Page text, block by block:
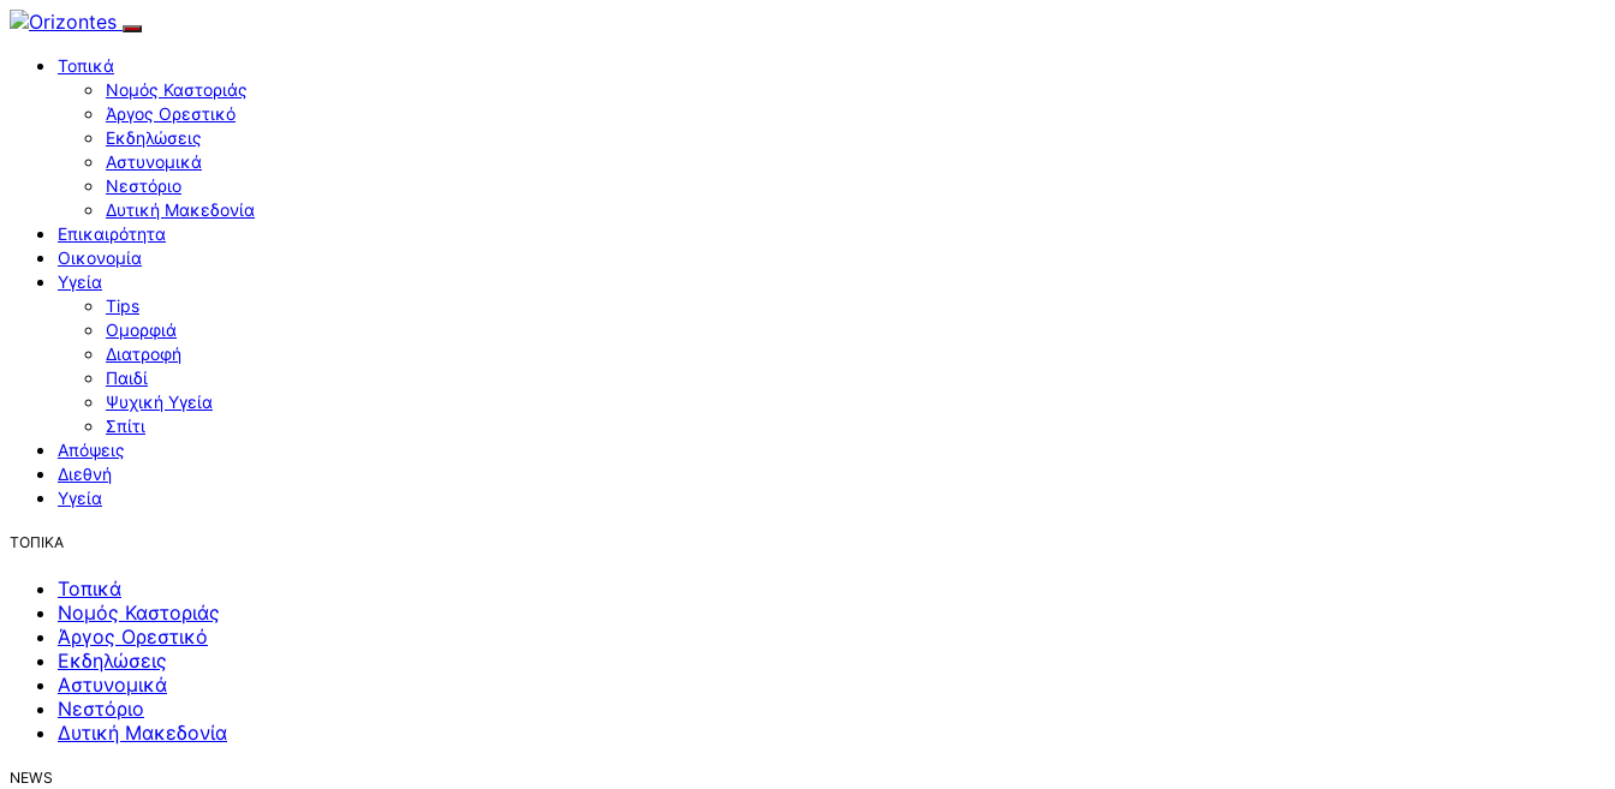
Τοπικά
Νομός Καστοριάς
Άργος Ορεστικό
Εκδηλώσεις
Αστυνομικά
Νεστόριο
Δυτική Μακεδονία
Επικαιρότητα
Οικονομία
Υγεία
Tips
Ομορφιά
Διατροφή
Παιδί
Ψυχική Υγεία
Σπίτι
Απόψεις
Διεθνή
Υγεία
ΤΟΠΙΚΑ
Τοπικά
Νομός Καστοριάς
Άργος Ορεστικό
Εκδηλώσεις
Αστυνομικά
Νεστόριο
Δυτική Μακεδονία
NEWS